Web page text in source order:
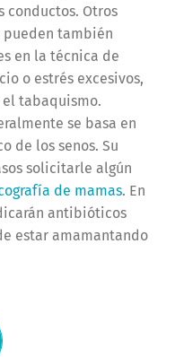
Otros
pueden también
en la técnica de
o estrés excesivos,
tabaquismo.
se basa en
de los senos. Su
solicitarle algún
de mamas. En
antibióticos
estar amamantando